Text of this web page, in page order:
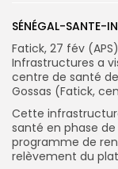
for:
FR
SÉNÉGAL-SANTE-
Fatick, 27 fév
Infrastructures a
centre de santé
Gossas (Fatick,
Cette
santé en phase
programme de
relèvement du